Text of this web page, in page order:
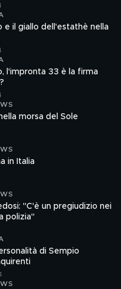
e il giallo dell'estathè nella
l'impronta 33 è la firma
morsa del Sole
in Italia
"C'è un pregiudizio nei
polizia"
di Sempio